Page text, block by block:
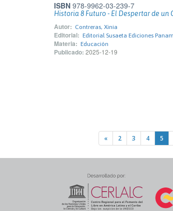
ISBN 978-9962-03-239-7
Historia 8 Futuro - El Despertar de un
Autor: Contreras, Xinia
Editorial: Editorial Susaeta Ediciones
Materia: Educación
Publicado: 2025-12-19
« 2 3 4 5